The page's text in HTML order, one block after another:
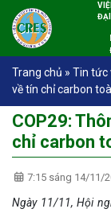
ĐẠI
Trang chủ » Tin tức
về tín chỉ carbon
COP29:
chỉ carbon
7:15 sáng 14/11/
Ngày 11/11, Hội